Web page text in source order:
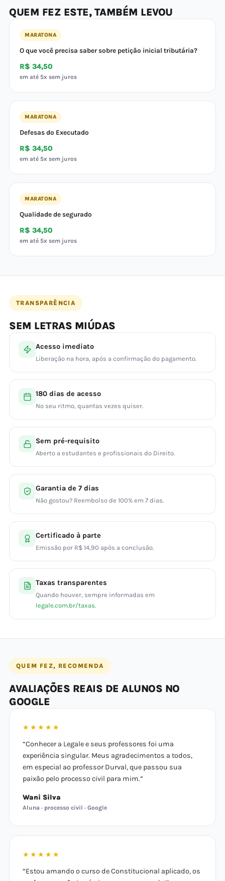
QUEM FEZ ESTE, TAMBÉM LEVOU
MARATONA
O que você precisa saber sobre petição inicial tributária?
R$ 34,50
em até 5x sem juros
MARATONA
Defesas do Executado
R$ 34,50
em até 5x sem juros
MARATONA
Qualidade de segurado
R$ 34,50
em até 5x sem juros
TRANSPARÊNCIA
SEM LETRAS MIÚDAS
Acesso imediato
Liberação na hora, após a confirmação do pagamento.
180 dias de acesso
No seu ritmo, quantas vezes quiser.
Sem pré-requisito
Aberto a estudantes e profissionais do Direito.
Garantia de 7 dias
Não gostou? Reembolso de 100% em 7 dias.
Certificado à parte
Emissão por R$ 14,90 após a conclusão.
Taxas transparentes
Quando houver, sempre informadas em
legale.com.br/taxas.
QUEM FEZ, RECOMENDA
AVALIAÇÕES REAIS DE ALUNOS NO
GOOGLE
★★★★★
“Conhecer a Legale e seus professores foi uma
experiência singular. Meus agradecimentos a todos,
em especial ao professor Durval, que passou sua
paixão pelo processo civil para mim.”
Wani Silva
Aluna · processo civil · Google
★★★★★
“Estou amando o curso de Constitucional aplicado, os